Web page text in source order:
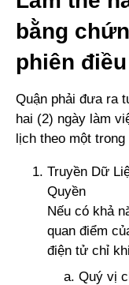
bằng
phiên
Quận phải đưa ra
hai (2) ngày làm
lịch theo một
Truyền Dữ
Quyền
Nếu có khả
quan điểm
điện tử chỉ
Quý vị